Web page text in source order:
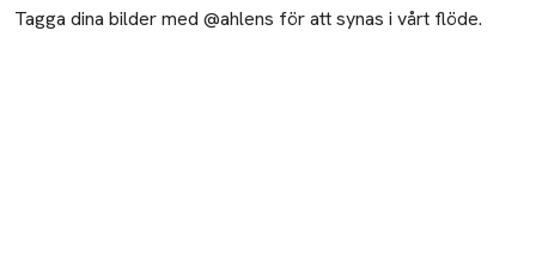
Tagga dina bilder med @ahlens för att synas i vårt flöde.